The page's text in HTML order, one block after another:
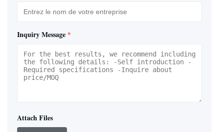
Inquiry Message *
Attach Files